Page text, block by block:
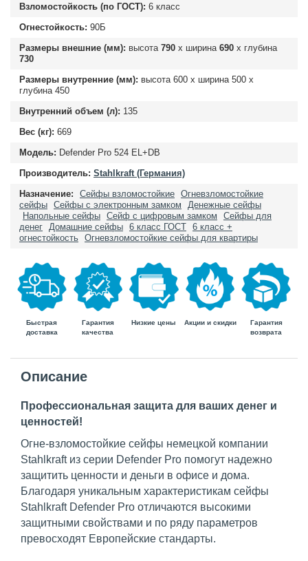
Взломостойкость (по ГОСТ): 6 класс
Огнестойкость: 90Б
Размеры внешние (мм): высота 790 х ширина 690 х глубина
730
Размеры внутренние (мм): высота 600 х ширина 500 х
глубина 450
Внутренний объем (л): 135
Вес (кг): 669
Модель: Defender Pro 524 EL+DB
Производитель: Stahlkraft (Германия)
Назначение:
Сейфы взломостойкие Огневзломостойкие
сейфы Сейфы с электронным замком
Денежные сейфы
Напольные сейфы Сейф с цифровым замком
Сейфы для
денег
Домашние сейфы 6 класс ГОСТ 6 класс +
огнестойкость Огневзломостойкие сейфы для квартиры
Быстрая
доставка
Гарантия
качества
Низкие цены Акции и скидки
Гарантия
возврата
Описание
Профессиональная защита для ваших денег и
ценностей!
Огне-взломостойкие сейфы немецкой компании
Stahlkraft из серии Defender Pro помогут надежно
защитить ценности и деньги в офисе и дома.
Благодаря уникальным характеристикам сейфы
Stahlkraft Defender Pro отличаются высокими
защитными свойствами и по ряду параметров
превосходят Европейские стандарты.